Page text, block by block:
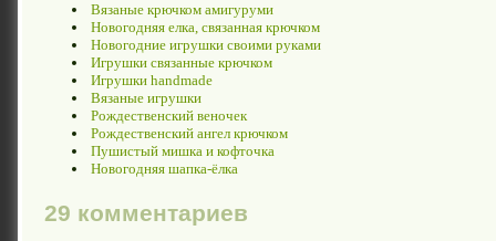
Вязаные крючком амигуруми
Новогодняя елка, связанная крючком
Новогодние игрушки своими руками
Игрушки связанные крючком
Игрушки handmade
Вязаные игрушки
Рождественский веночек
Рождественский ангел крючком
Пушистый мишка и кофточка
Новогодняя шапка-ёлка
29 комментариев